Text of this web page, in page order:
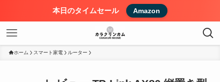
本日のタイムセール Amazon
ホーム スマート家電 ルーター